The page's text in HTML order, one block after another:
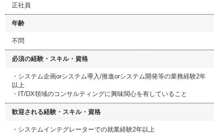
正社員
年齢
不問
必須の経験・スキル・資格
・システム企画orシステム導入/推進orシステム開発等の業務経験2年
以上
・IT/DX領域のコンサルティングに興味関心を有していること
歓迎される経験・スキル・資格
・システムインテグレーターでの就業経験2年以上